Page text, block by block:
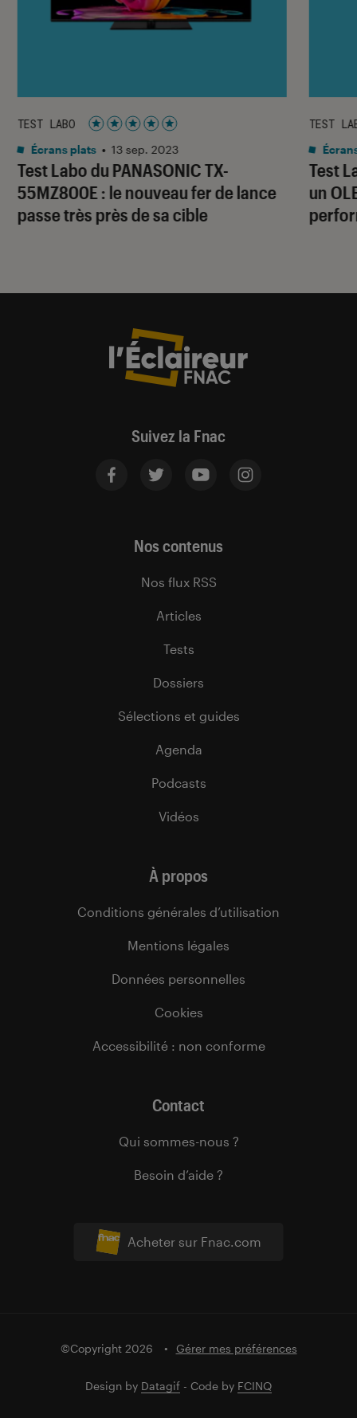
Test Labo du PANASONIC TX-
55MZ800E : le nouveau fer de lance
passe très près de sa cible
TEST LABO
Noté 5 étoiles sur 5
Écrans plats • 13 sep. 2023
Test
un
TEST
Suivez la Fnac
Acheter sur Fnac.com
Nos contenus
Nos flux RSS
Articles
Tests
Dossiers
Sélections et guides
Agenda
Podcasts
Vidéos
À propos
Conditions générales d’utilisation
Mentions légales
Données personnelles
Cookies
Accessibilité : non conforme
Contact
Qui sommes-nous ?
Besoin d’aide ?
©Copyright 2026 Gérer mes préférences
Design by Datagif - Code by FCINQ